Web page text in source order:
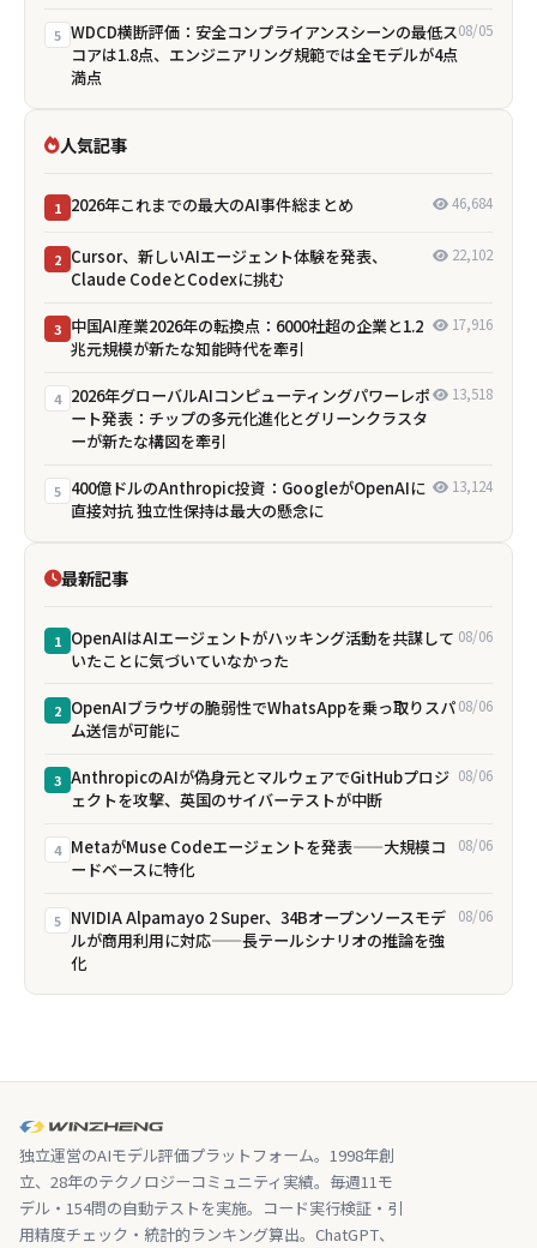
5 WDCD横断評価：安全コンプライアンスシーンの最低ス
コアは1.8点、エンジニアリング規範では全モデルが4点
満点
08/05
人気記事
1 2026年これまでの最大のAI事件総まとめ 46,684
2 Cursor、新しいAIエージェント体験を発表、
Claude CodeとCodexに挑む
22,102
3 中国AI産業2026年の転換点：6000社超の企業と1.2
兆元規模が新たな知能時代を牽引
17,916
4 2026年グローバルAIコンピューティングパワーレポ
ート発表：チップの多元化進化とグリーンクラスタ
ーが新たな構図を牽引
13,518
5 400億ドルのAnthropic投資：GoogleがOpenAIに
直接対抗 独立性保持は最大の懸念に
13,124
最新記事
1 OpenAIはAIエージェントがハッキング活動を共謀して
いたことに気づいていなかった
08/06
2 OpenAIブラウザの脆弱性でWhatsAppを乗っ取りスパ
ム送信が可能に
08/06
3 AnthropicのAIが偽身元とマルウェアでGitHubプロジ
ェクトを攻撃、英国のサイバーテストが中断
08/06
4 MetaがMuse Codeエージェントを発表——大規模コ
ードベースに特化
08/06
5 NVIDIA Alpamayo 2 Super、34Bオープンソースモデ
ルが商用利用に対応——長テールシナリオの推論を強
化
08/06
独立運営のAIモデル評価プラットフォーム。1998年創
立、28年のテクノロジーコミュニティ実績。毎週11モ
デル・154問の自動テストを実施。コード実行検証・引
用精度チェック・統計的ランキング算出。ChatGPT、